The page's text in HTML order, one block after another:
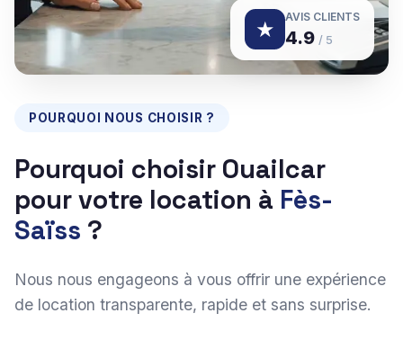
POURQUOI NOUS CHOISIR ?
Pourquoi choisir Ouailcar
pour votre location à Fès-
Saïss ?
Nous nous engageons à vous offrir une expérience
de location transparente, rapide et sans surprise.
★ AVIS CLIENTS
4.9 / 5